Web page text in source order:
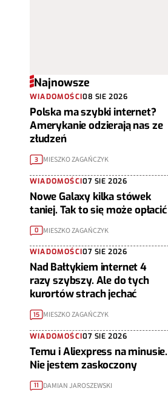
Najnowsze
WIADOMOŚCI08 SIE 2026
Polska ma szybki internet?
Amerykanie odzierają nas ze
złudzeń
3 MIESZKO ZAGAŃCZYK
WIADOMOŚCI07 SIE 2026
Nowe Galaxy kilka stówek
taniej. Tak to się może opłacić
0 MIESZKO ZAGAŃCZYK
WIADOMOŚCI07 SIE 2026
Nad Bałtykiem internet 4
razy szybszy. Ale do tych
kurortów strach jechać
15 MIESZKO ZAGAŃCZYK
WIADOMOŚCI07 SIE 2026
Temu i Aliexpress na minusie.
Nie jestem zaskoczony
11 DAMIAN JAROSZEWSKI